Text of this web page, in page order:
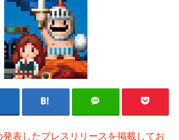
発表したプレスリリースを掲載してお